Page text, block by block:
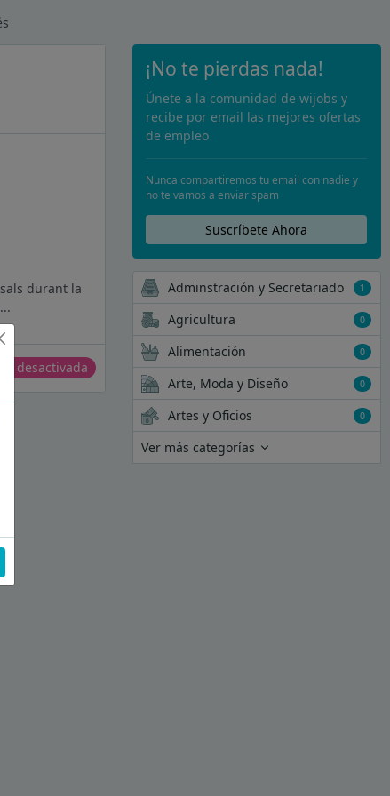
durant la
desactivada
¡No te pierdas nada!
Únete a la comunidad de wijobs y
recibe por email las mejores ofertas
de empleo
Nunca compartiremos tu email con nadie y
no te vamos a enviar spam
Suscríbete Ahora
Adminstración y Secretariado 1
Agricultura 0
Alimentación 0
Arte, Moda y Diseño 0
Artes y Oficios 0
Ver más categorías